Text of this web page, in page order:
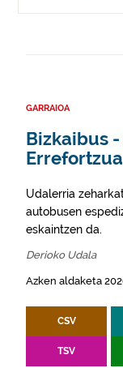
GARRAIOA
Bizkaibus
Udalerria
autobusen
eskaintzen da.
Derioko Udala
Azken aldaketa
CSV
TSV